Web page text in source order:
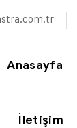
Anasayfa
İletişim